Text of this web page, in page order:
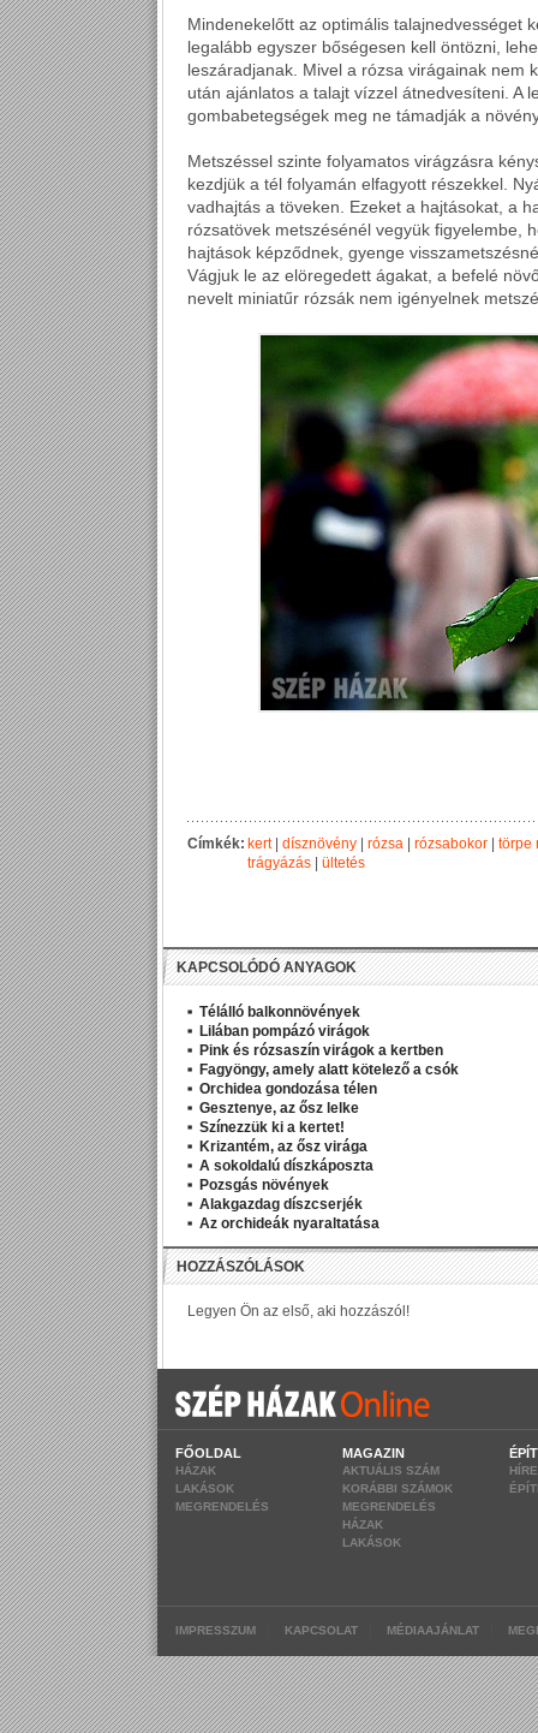
Mindenekelőtt az optimális talajnedvességet
legalább egyszer bőségesen kell öntözni,
leszáradjanak. Mivel a rózsa virágainak nem
után ajánlatos a talajt vízzel átnedvesíteni. A
gombabetegségek meg ne támadják a
Metszéssel szinte folyamatos virágzásra
kezdjük a tél folyamán elfagyott részekkel.
vadhajtás a töveken. Ezeket a hajtásokat, a
rózsatövek metszésénél vegyük figyelembe,
hajtások képződnek, gyenge
Vágjuk le az elöregedett ágakat, a befelé
nevelt miniatűr rózsák nem igényelnek
Címkék: kert| dísznövény rózsa rózsabokor
törpe
trágyázás
ültetés
KAPCSOLÓDÓ ANYAGOK
Télálló balkonnövények
Lilában pompázó virágok
Pink és rózsaszín virágok a kertben
Fagyöngy, amely alatt kötelező a csók
Orchidea gondozása télen
Gesztenye, az ősz lelke
Színezzük ki a kertet!
Krizantém, az ősz virága
A sokoldalú díszkáposzta
Pozsgás növények
Alakgazdag díszcserjék
Az orchideák nyaraltatása
FŐOLDAL
HÁZAK
LAKÁSOK
MEGRENDELÉS
MAGAZIN
AKTUÁLIS SZÁM
KORÁBBI SZÁMOK
MEGRENDELÉS
HÁZAK
LAKÁSOK
IMPRESSZUM KAPCSOLAT MÉDIAAJÁNLAT